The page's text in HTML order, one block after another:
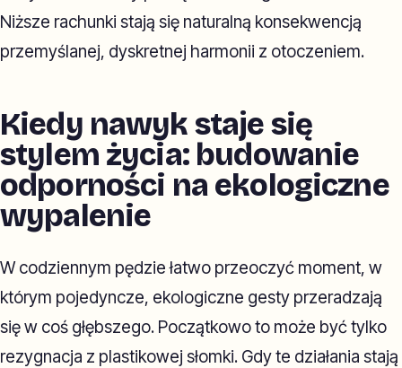
Niższe rachunki stają się naturalną konsekwencją
przemyślanej, dyskretnej harmonii z otoczeniem.
Kiedy nawyk staje się
stylem życia: budowanie
odporności na ekologiczne
wypalenie
W codziennym pędzie łatwo przeoczyć moment, w
którym pojedyncze, ekologiczne gesty przeradzają
się w coś głębszego. Początkowo to może być tylko
rezygnacja z plastikowej słomki. Gdy te działania stają